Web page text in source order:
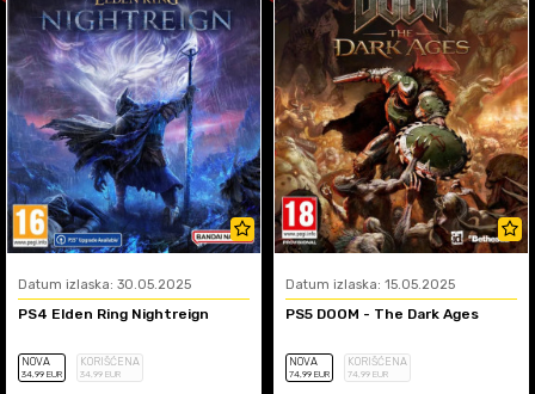
Datum izlaska: 30.05.2025
PS4 Elden Ring Nightreign
NOVA
34,99 EUR
KORIŠĆENA
34,99 EUR
Datum izlaska: 15.05.2025
PS5 DOOM - The Dark Ages
NOVA
74,99 EUR
KORIŠĆENA
74,99 EUR